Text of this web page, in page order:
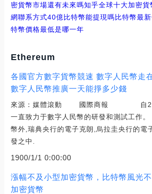
密貨幣市場還有未來嗎知乎全球十大加密貨
網聯系方式40億比特幣能提現嗎比特幣最
特幣價格最低是哪一年
Ethereum
各國官方數字貨幣競速 數字人民幣走
數字人民幣推廣一天能掙多少錢
來源：媒體滾動 國際商報 自
一直致力于數字人民幣的研發和測試工
幣外,瑞典央行的電子克朗,烏拉圭央行的電
發之中.
1900/1/1 0:00:00
漲幅不及小型加密貨幣，比特幣風光
加密貨幣